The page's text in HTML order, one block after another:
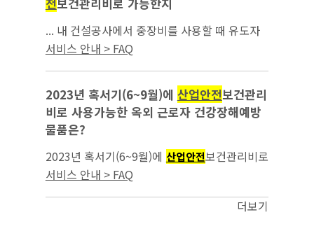
... 내 건설공사에서 중장비를 사용할 때 유도자
를 배치하는데 이때 유도자에게 지급하는 물품
보건관리비로 가능한지...
서비스 안내 > FAQ
2023년 혹서기(6~9월)에 산업안전보건관리
비로 사용가능한 옥외 근로자 건강장해예방
물품은?
2023년 혹서기(6~9월)에 산업안전보건관리비로
사용가능한 옥외 근로자 건강장해예방 물품
서비스 안내 > FAQ
더보기